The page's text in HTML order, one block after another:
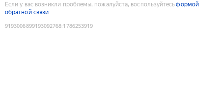
Если у вас возникли проблемы, пожалуйста, воспользуйтесьформой
обратной связи
9193006899193092768:1786253919